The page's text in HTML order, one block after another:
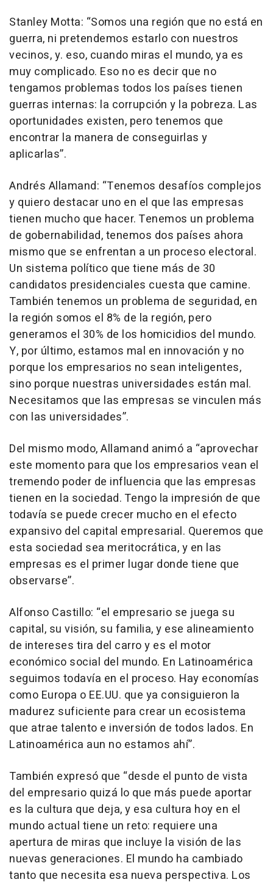
Stanley Motta: “Somos una región que no está en
guerra, ni pretendemos estarlo con nuestros
vecinos, y. eso, cuando miras el mundo, ya es
muy complicado. Eso no es decir que no
tengamos problemas todos los países tienen
guerras internas: la corrupción y la pobreza. Las
oportunidades existen, pero tenemos que
encontrar la manera de conseguirlas y
aplicarlas”.
Andrés Allamand: “Tenemos desafíos complejos
y quiero destacar uno en el que las empresas
tienen mucho que hacer. Tenemos un problema
de gobernabilidad, tenemos dos países ahora
mismo que se enfrentan a un proceso electoral.
Un sistema político que tiene más de 30
candidatos presidenciales cuesta que camine.
También tenemos un problema de seguridad, en
la región somos el 8% de la región, pero
generamos el 30% de los homicidios del mundo.
Y, por último, estamos mal en innovación y no
porque los empresarios no sean inteligentes,
sino porque nuestras universidades están mal.
Necesitamos que las empresas se vinculen más
con las universidades”.
Del mismo modo, Allamand animó a “aprovechar
este momento para que los empresarios vean el
tremendo poder de influencia que las empresas
tienen en la sociedad. Tengo la impresión de que
todavía se puede crecer mucho en el efecto
expansivo del capital empresarial. Queremos que
esta sociedad sea meritocrática, y en las
empresas es el primer lugar donde tiene que
observarse”.
Alfonso Castillo: “el empresario se juega su
capital, su visión, su familia, y ese alineamiento
de intereses tira del carro y es el motor
económico social del mundo. En Latinoamérica
seguimos todavía en el proceso. Hay economías
como Europa o EE.UU. que ya consiguieron la
madurez suficiente para crear un ecosistema
que atrae talento e inversión de todos lados. En
Latinoamérica aun no estamos ahí”.
También expresó que “desde el punto de vista
del empresario quizá lo que más puede aportar
es la cultura que deja, y esa cultura hoy en el
mundo actual tiene un reto: requiere una
apertura de miras que incluye la visión de las
nuevas generaciones. El mundo ha cambiado
tanto que necesita esa nueva perspectiva. Los